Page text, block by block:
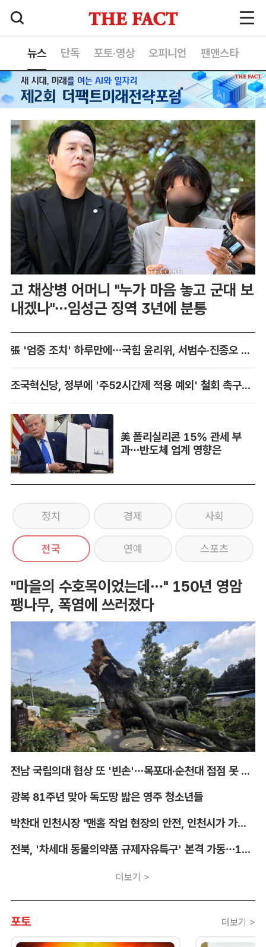
뉴스 단독 포토·영상 오피니언 팬앤스타
고 채상병 어머니 "누가 마음 놓고 군대 보
내겠나"…임성근 징역 3년에 분통
張 '엄중 조치' 하루만에…국힘 윤리위, 서범수·진종오 징계 착수
조국혁신당, 정부에 '주52시간제 적용 예외' 철회 촉구…"흥정 대상 아냐"
美 폴리실리콘 15% 관세 부
과…반도체 업계 영향은
정치 경제 사회
전국 연예 스포츠
"마을의 수호목이었는데…" 150년 영암
팽나무, 폭염에 쓰러졌다
전남 국립의대 협상 또 '빈손'…목포대·순천대 접점 못 찾아
광복 81주년 맞아 독도땅 밟은 영주 청소년들
박찬대 인천시장 "맨홀 작업 현장의 안전, 인천시가 가장 앞장서겠다"
전북, '차세대 동물의약품 규제자유특구' 본격 가동…11개 기업 1273억 투자
더보기 >
포토 더보기 >